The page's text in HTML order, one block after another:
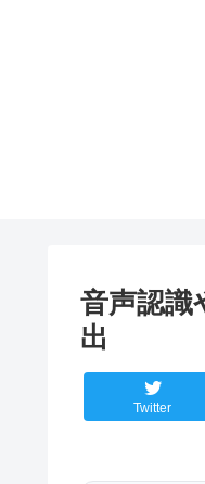
音声認識
出
Twitter